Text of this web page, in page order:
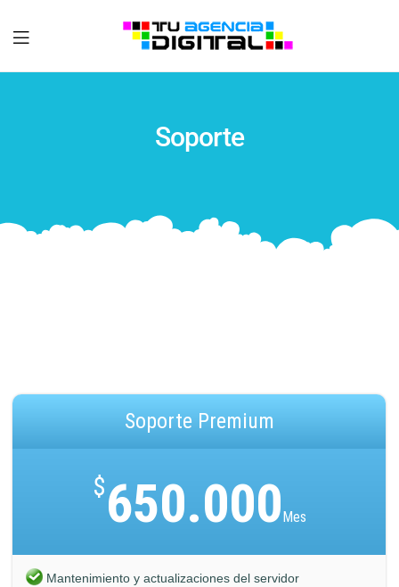
Tu
Digital
Soporte
Soporte Premium
$650.000Mes
Mantenimiento y actualizaciones del servidor